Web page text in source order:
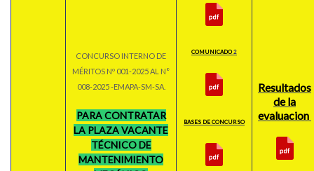
CONCURSO INTERNO DE
MÉRITOS Nº 001-2025 AL N°
008-2025 -EMAPA-SM-SA.
PARA CONTRATAR
LA PLAZA VACANTE
TÉCNICO DE
MANTENIMIENTO
COMUNICADO2
BASES DE CONCURSO
Resultados
de la
evaluacion